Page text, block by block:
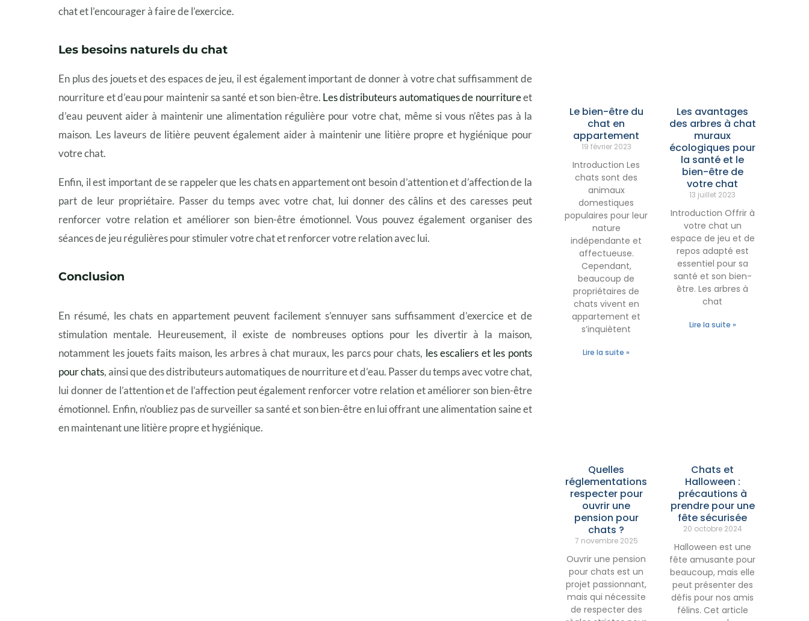
chat et l’encourager à faire de l’exercice.
Les besoins naturels du chat
En plus des jouets et des espaces de jeu, il est également important de donner à votre chat suffisamment de
nourriture et d’eau pour maintenir sa santé et son bien-être. Les distributeurs automatiques de nourritureet
d’eau peuvent aider à maintenir une alimentation régulière pour votre chat, même si vous n’êtes pas à la
maison. Les laveurs de litière peuvent également aider à maintenir une litière propre et hygiénique pour
votre chat.
Enfin, il est important de se rappeler que les chats en appartement ont besoin d’attention et d’affection de la
part de leur propriétaire. Passer du temps avec votre chat, lui donner des câlins et des caresses peut
renforcer votre relation et améliorer son bien-être émotionnel. Vous pouvez également organiser des
séances de jeu régulières pour stimuler votre chat et renforcer votre relation avec lui.
Conclusion
En résumé, les chats en appartement peuvent facilement s’ennuyer sans suffisamment d’exercice et de
stimulation mentale. Heureusement, il existe de nombreuses options pour les divertir à la maison,
notamment les jouets faits maison, les arbres à chat muraux, les parcs pour chats, les escaliers et les ponts
pour chats, ainsi que des distributeurs automatiques de nourriture et d’eau. Passer du temps avec votre chat,
lui donner de l’attention et de l’affection peut également renforcer votre relation et améliorer son bien-être
émotionnel. Enfin, n’oubliez pas de surveiller sa santé et son bien-être en lui offrant une alimentation saine et
en maintenant une litière propre et hygiénique.
Le bien-être du
chat en
appartement
19 février 2023
Introduction Les
chats sont des
animaux
domestiques
populaires pour leur
nature
indépendante et
affectueuse.
Cependant,
beaucoup de
propriétaires de
chats vivent en
appartement et
s’inquiètent
Lire la suite »
Les avantages
des arbres à chat
muraux
écologiques pour
la santé et le
bien-être de
votre chat
13 juillet 2023
Introduction Offrir à
votre chat un
espace de jeu et de
repos adapté est
essentiel pour sa
santé et son bien-
être. Les arbres à
chat
Lire la suite »
Quelles
réglementations
respecter pour
ouvrir une
pension pour
chats ?
7 novembre 2025
Ouvrir une pension
pour chats est un
projet passionnant,
mais qui nécessite
de respecter des
Chats et
Halloween :
précautions à
prendre pour une
fête sécurisée
20 octobre 2024
Halloween est une
fête amusante pour
beaucoup, mais elle
peut présenter des
défis pour nos amis
félins. Cet article